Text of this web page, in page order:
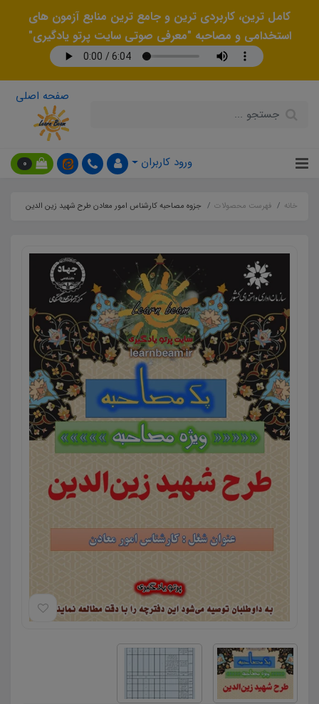
کامل ترین، کاربردی ترین و جامع ترین منابع آزمون های
استخدامی و مصاحبه "معرفی صوتی سایت پرتو یادگیری"
صفحه اصلی
ورود کاربران 0
خانه فهرست محصولات جزوه مصاحبه كارشناس امور معادن طرح شهید زین الدین